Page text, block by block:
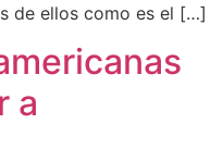
de ellos como es el […]
a